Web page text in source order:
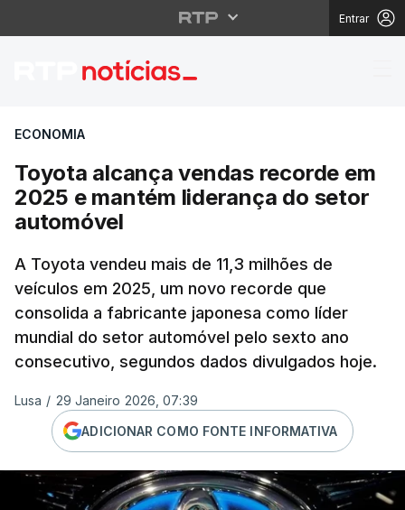
Entrar
Toyota alcança
ECONOMIA
Toyota alcança vendas recorde em
2025 e mantém liderança do setor
automóvel
A Toyota vendeu mais de 11,3 milhões de
veículos em 2025, um novo recorde que
consolida a fabricante japonesa como líder
mundial do setor automóvel pelo sexto ano
consecutivo, segundos dados divulgados hoje.
Lusa / 29 Janeiro 2026, 07:39
ADICIONAR COMO FONTE INFORMATIVA